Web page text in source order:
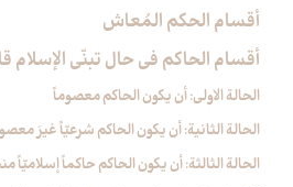
أقسام الحكم المُعاش
أقسام الحاكم في حال تبنّي الإسلام
الحالة الاولى: أن يكون الحاكم معصوماً
الحالة الثانية: أن يكون الحاكم شرعيّاً غيرَ
الحالة الثالثة: أن يكون الحاكم حاكماً إسلاميّاً